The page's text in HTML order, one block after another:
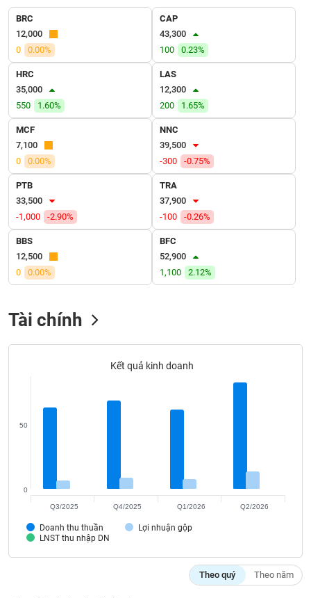
BRC
12,000
0
0.00%
CAP
43,300
100
0.23%
HRC
35,000
550
1.60%
LAS
12,300
200
1.65%
MCF
7,100
0
0.00%
NNC
39,500
-300
-0.75%
PTB
33,500
-1,000
-2.90%
TRA
37,900
-100
-0.26%
BBS
12,500
0
0.00%
BFC
52,900
1,100
2.12%
Tài chính
Kết quả kinh doanh
Doanh thu thuần
Lợi nhuận gộp
LNST thu nhập DN
0
50
Q3/2025 Q4/2025 Q1/2026 Q2/2026
Theo quý Theo năm
VỤ
TRUYỀN
THÔNG
TIỆN
ÍCH
BẤT
ĐỘNG
SẢN
Mã
chứng
khoán
(-)
Tất cả Cổ phiếu
Người nội bộ
Bài
của
tác